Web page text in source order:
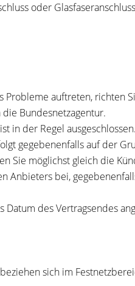
oder Glasfaseranschluss
Probleme auftreten, richten
Bundesnetzagentur.
in der Regel
gegebenenfalls auf der
Sie möglichst gleich die
Anbieters bei,
des Vertragsendes
sich im